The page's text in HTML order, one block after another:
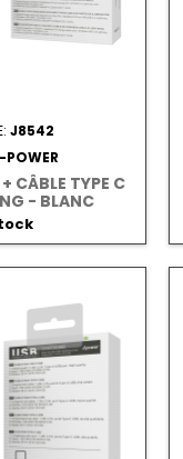
J8542
POWER
CÂBLE TYPE C
- BLANC